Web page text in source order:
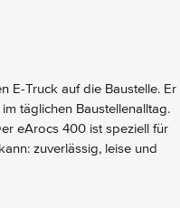
E-Truck auf die Baustelle. Er
täglichen Baustellenalltag.
eArocs 400 ist speziell für
zuverlässig, leise und